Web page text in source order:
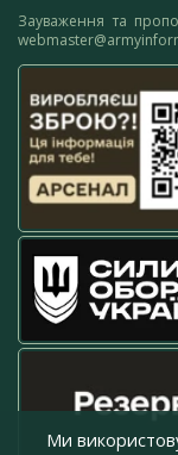
Зауваження та
Ми